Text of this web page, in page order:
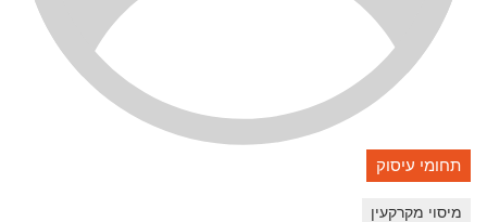
תחומי עיסוק
מיסוי מקרקעין